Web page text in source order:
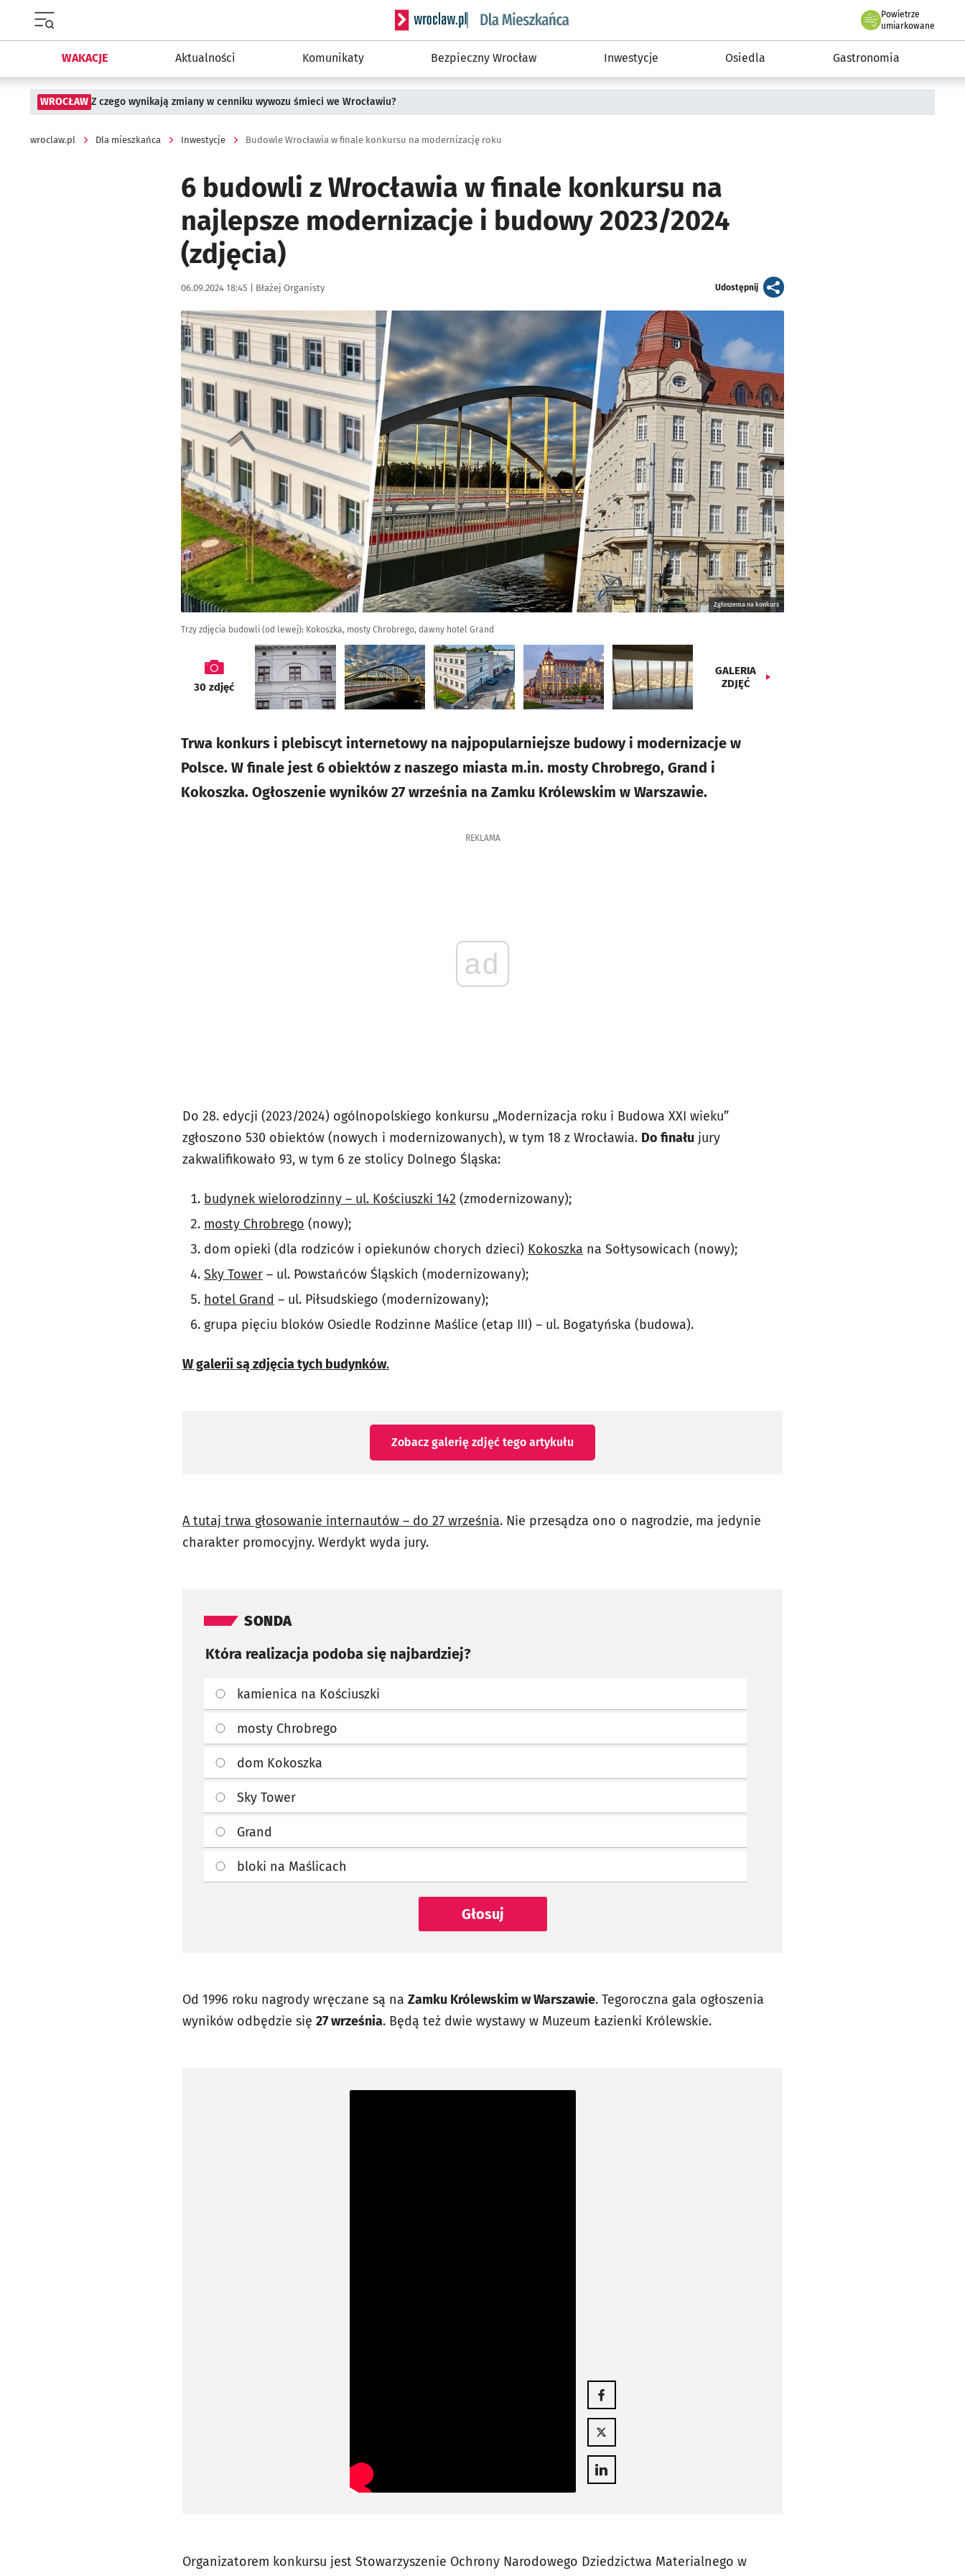
Serwis informacyjny wroclaw.pl podserwis: Dla mieszkańca
Powietrze
we Wrocławiu
umiarkowane
WAKACJE Aktualności Komunikaty Bezpieczny Wrocław Inwestycje Osiedla Gastronomia
WROCŁAW Z czego wynikają zmiany w cenniku wywozu śmieci we Wrocławiu?
wroclaw.pl Dla mieszkańca Inwestycje Budowle Wrocławia w finale konkursu na modernizację roku
6 budowli z Wrocławia w finale konkursu na
najlepsze modernizacje i budowy 2023/2024
(zdjęcia)
Data publikacji:
06.09.2024 18:45 | Autor:
Błażej Organisty Udostępnijartykuł
Kliknij, aby zobaczyć galerię
Zgłoszenia na konkurs
Trzy zdjęcia budowli (od lewej): Kokoszka, mosty Chrobrego, dawny hotel Grand
galeria
30zdjęć
GALERIA
ZDJĘĆ
Trwa konkurs i plebiscyt internetowy na najpopularniejsze budowy i modernizacje w
Polsce. W finale jest 6 obiektów z naszego miasta m.in. mosty Chrobrego, Grand i
Kokoszka. Ogłoszenie wyników 27 września na Zamku Królewskim w Warszawie.
REKLAMA
ad
Do 28. edycji (2023/2024) ogólnopolskiego konkursu „Modernizacja roku i Budowa XXI wieku”
zgłoszono 530 obiektów (nowych i modernizowanych), w tym 18 z Wrocławia. Do finału jury
zakwalifikowało 93, w tym 6 ze stolicy Dolnego Śląska:
budynek wielorodzinny – ul. Kościuszki 142 (zmodernizowany);
mosty Chrobrego (nowy);
dom opieki (dla rodziców i opiekunów chorych dzieci) Kokoszka na Sołtysowicach (nowy);
Sky Tower – ul. Powstańców Śląskich (modernizowany);
hotel Grand – ul. Piłsudskiego (modernizowany);
grupa pięciu bloków Osiedle Rodzinne Maślice (etap III) – ul. Bogatyńska (budowa).
W galerii są zdjęcia tych budynków.
Zobacz galerię zdjęć tego artykułu
A tutaj trwa głosowanie internautów – do 27 września. Nie przesądza ono o nagrodzie, ma jedynie
charakter promocyjny. Werdykt wyda jury.
SONDA
Która realizacja podoba się najbardziej?
kamienica na Kościuszki
mosty Chrobrego
dom Kokoszka
Sky Tower
Grand
bloki na Maślicach
Głosuj
Od 1996 roku nagrody wręczane są na Zamku Królewskim w Warszawie. Tegoroczna gala ogłoszenia
wyników odbędzie się 27 września. Będą też dwie wystawy w Muzeum Łazienki Królewskie.
Otwiera się w nowej karcie
Otwiera się w nowej karcie
Otwiera się w nowej karcie
Organizatorem konkursu jest Stowarzyszenie Ochrony Narodowego Dziedzictwa Materialnego w